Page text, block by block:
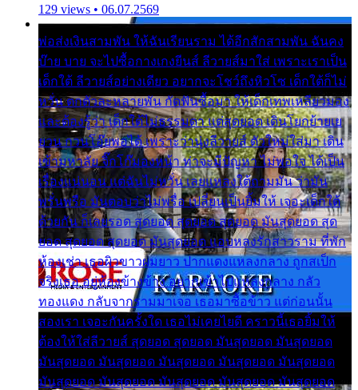
129 views • 06.07.2569
พ่อส่งเงินสามพัน ให้ฉันเรียนราม ได้อีกสักสามพัน ฉันคง
บ๊าย บาย จะไปซื้อกางเกงยีนส์ ลีวายส์มาใส่ เพราะเราเป็น
เด็กใต้ ลีวายส์อย่างเดียว อยากจะโชว์ถึงหิวโซ เด็กใต้ก็ไม่
หวั่น ตกตัวละหลายพัน กัดฟันซื้อมา ให้เด็กเทพเหลียวมอง
และต้องรู้ว่า เด็กใต้ไม่ธรรมดา แต่สุดยอด เดินโยกย้ายเย
ยวน กวนโอ๊ยพอได้ เพราะว่านุ่งลีวายส์ ตัวใหม่ใส่มา เดิน
เข้ามหาลัย จิ๊กโก๊มองหน้า ท่าจะมีปัญหา ไม่พอใจ ได้เป็น
เรื่องแน่นอน แต่ฉันไม่หวั่น เลยแหลงใต้ถามมัน ว่ามัน
พรั่นพรือ มันตอบว่าไม่พรื่อ เปลี่ยนเป็นยิ้มให้ เจอะเด็กใต้
ด้วยกัน ก็เลยรอด สุดยอด สุดยอด สุดยอด มันสุดยอด สุด
ยอด สุดยอด สุดยอด มันสุดยอด แอบหลงรักสาวราม ที่พัก
ห้องเช่า เธอผิวขาวผมยาว ปากแดงแหลงกลาง ถูกสเป็ก
จริงเธอ อยู่ห้องข้างข้าง อยากเข้าไปแหลงกลาง กลัว
ทองแดง กลับจากรามมาเจอ เธอมาซื้อข้าว แต่ก่อนนั้น
สองเรา เจอะกันครั้งใด เธอไม่เคยไยดี คราวนี้เธอยิ้มให้
ต้องให้ใส่ลีวายส์ สุดยอด สุดยอด มันสุดยอด มันสุดยอด
มันสุดยอด มันสุดยอด มันสุดยอด มันสุดยอด มันสุดยอด
มันสุดยอด มันสุดยอด มันสุดยอด มันสุดยอด มันสุดยอด